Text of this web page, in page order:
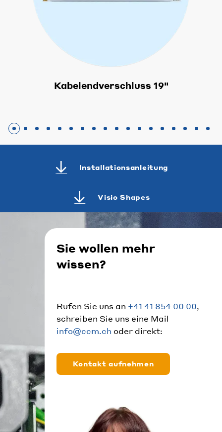
Kabelendverschluss 19"
Installationsanleitung
Visio Shapes
Sie wollen mehr
wissen?
Rufen Sie uns an +41 41 854 00 00,
schreiben Sie uns eine Mail
info@ccm.ch oder direkt:
Kontakt aufnehmen